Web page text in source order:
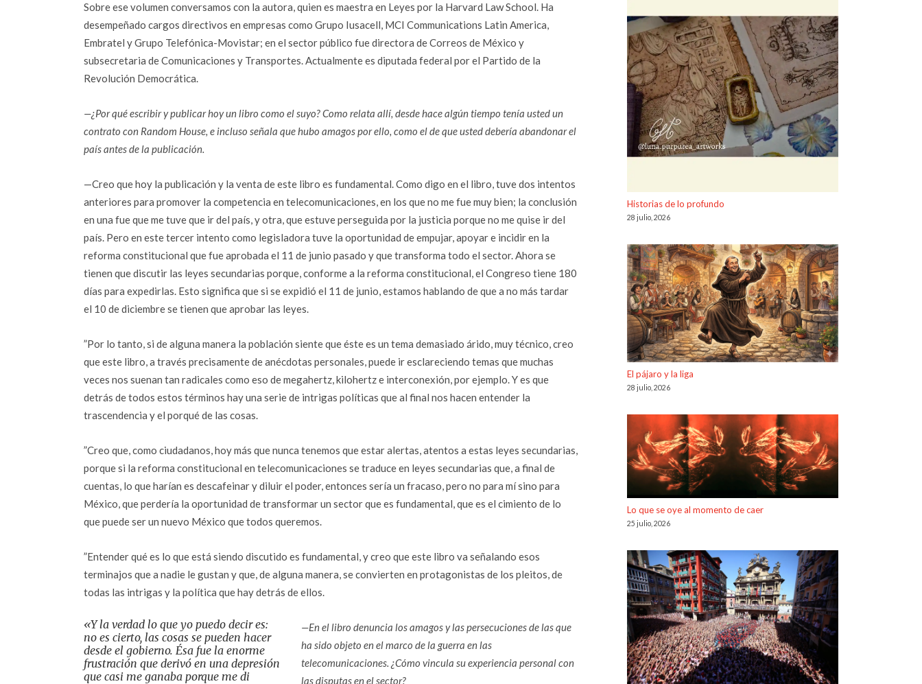
Sobre ese volumen conversamos con la autora, quien es maestra en Leyes por la Harvard Law School. Ha
desempeñado cargos directivos en empresas como Grupo Iusacell, MCI Communications Latin America,
Embratel y Grupo Telefónica-Movistar; en el sector público fue directora de Correos de México y
subsecretaria de Comunicaciones y Transportes. Actualmente es diputada federal por el Partido de la
Revolución Democrática.
—¿Por qué escribir y publicar hoy un libro como el suyo? Como relata allí, desde hace algún tiempo tenía usted un
contrato con Random House, e incluso señala que hubo amagos por ello, como el de que usted debería abandonar el
país antes de la publicación.
—Creo que hoy la publicación y la venta de este libro es fundamental. Como digo en el libro, tuve dos intentos
anteriores para promover la competencia en telecomunicaciones, en los que no me fue muy bien; la conclusión
en una fue que me tuve que ir del país, y otra, que estuve perseguida por la justicia porque no me quise ir del
país. Pero en este tercer intento como legisladora tuve la oportunidad de empujar, apoyar e incidir en la
reforma constitucional que fue aprobada el 11 de junio pasado y que transforma todo el sector. Ahora se
tienen que discutir las leyes secundarias porque, conforme a la reforma constitucional, el Congreso tiene 180
días para expedirlas. Esto significa que si se expidió el 11 de junio, estamos hablando de que a no más tardar
el 10 de diciembre se tienen que aprobar las leyes.
”Por lo tanto, si de alguna manera la población siente que éste es un tema demasiado árido, muy técnico, creo
que este libro, a través precisamente de anécdotas personales, puede ir esclareciendo temas que muchas
veces nos suenan tan radicales como eso de megahertz, kilohertz e interconexión, por ejemplo. Y es que
detrás de todos estos términos hay una serie de intrigas políticas que al final nos hacen entender la
trascendencia y el porqué de las cosas.
”Creo que, como ciudadanos, hoy más que nunca tenemos que estar alertas, atentos a estas leyes secundarias,
porque si la reforma constitucional en telecomunicaciones se traduce en leyes secundarias que, a final de
cuentas, lo que harían es descafeinar y diluir el poder, entonces sería un fracaso, pero no para mí sino para
México, que perdería la oportunidad de transformar un sector que es fundamental, que es el cimiento de lo
que puede ser un nuevo México que todos queremos.
”Entender qué es lo que está siendo discutido es fundamental, y creo que este libro va señalando esos
terminajos que a nadie le gustan y que, de alguna manera, se convierten en protagonistas de los pleitos, de
todas las intrigas y la política que hay detrás de ellos.
«Y la verdad lo que yo puedo decir es:
no es cierto, las cosas se pueden hacer
desde el gobierno. Ésa fue la enorme
frustración que derivó en una depresión
que casi me ganaba porque me di
—En el libro denuncia los amagos y las persecuciones de las que
ha sido objeto en el marco de la guerra en las
telecomunicaciones. ¿Cómo vincula su experiencia personal con
las disputas en el sector?
Historias de lo profundo
28 julio, 2026
El pájaro y la liga
28 julio, 2026
Lo que se oye al momento de caer
25 julio, 2026